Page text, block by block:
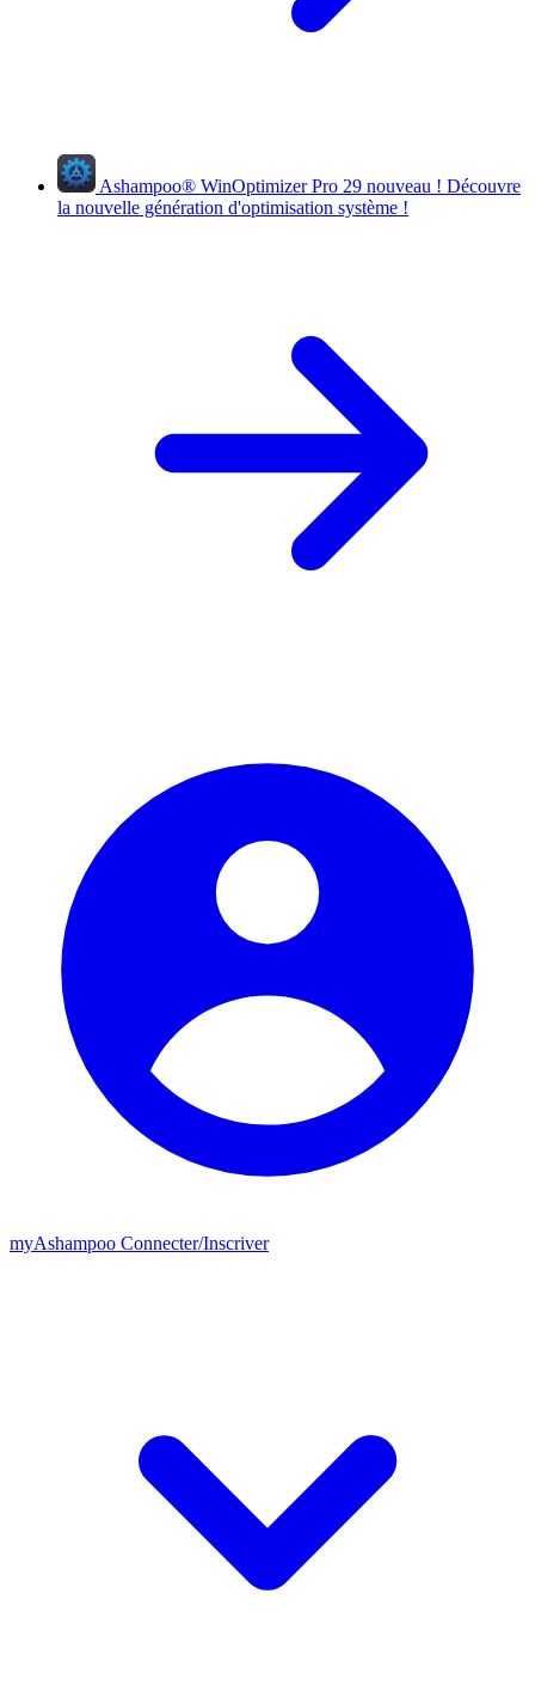
Ashampoo® WinOptimizer Pro 29 nouveau ! Découvre
la nouvelle génération d'optimisation système !
myAshampoo Connecter/Inscriver